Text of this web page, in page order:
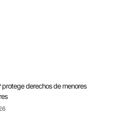
protege derechos de menores